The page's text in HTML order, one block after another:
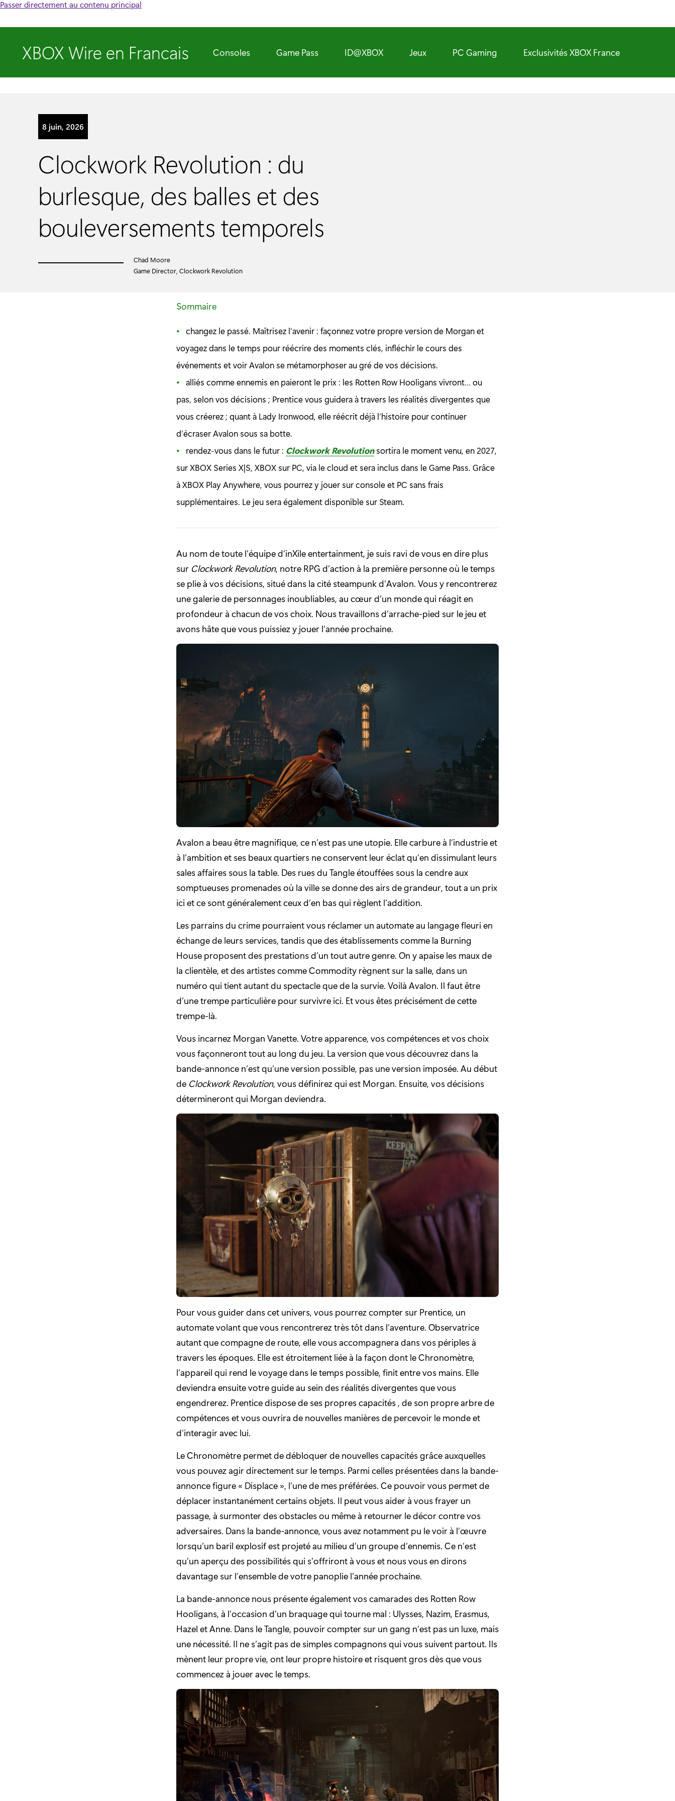
Passer directement au contenu principal
XBOX Wire en Francais Consoles Game Pass ID@XBOX Jeux PC Gaming Exclusivités XBOX France
8 juin, 2026
Clockwork Revolution : du
burlesque, des balles et des
bouleversements temporels
Chad Moore
Game Director, Clockwork Revolution
Sommaire
changez le passé. Maîtrisez l’avenir : façonnez votre propre version de Morgan et
voyagez dans le temps pour réécrire des moments clés, infléchir le cours des
événements et voir Avalon se métamorphoser au gré de vos décisions.
alliés comme ennemis en paieront le prix : les Rotten Row Hooligans vivront… ou
pas, selon vos décisions ; Prentice vous guidera à travers les réalités divergentes que
vous créerez ; quant à Lady Ironwood, elle réécrit déjà l’histoire pour continuer
d’écraser Avalon sous sa botte.
rendez-vous dans le futur : Clockwork Revolutionsortira le moment venu, en 2027,
sur XBOX Series X|S, XBOX sur PC, via le cloud et sera inclus dans le Game Pass. Grâce
à XBOX Play Anywhere, vous pourrez y jouer sur console et PC sans frais
supplémentaires. Le jeu sera également disponible sur Steam.
Au nom de toute l’équipe d’inXile entertainment, je suis ravi de vous en dire plus
sur Clockwork Revolution, notre RPG d’action à la première personne où le temps
se plie à vos décisions, situé dans la cité steampunk d’Avalon. Vous y rencontrerez
une galerie de personnages inoubliables, au cœur d’un monde qui réagit en
profondeur à chacun de vos choix. Nous travaillons d’arrache-pied sur le jeu et
avons hâte que vous puissiez y jouer l’année prochaine.
Avalon a beau être magnifique, ce n’est pas une utopie. Elle carbure à l’industrie et
à l’ambition et ses beaux quartiers ne conservent leur éclat qu’en dissimulant leurs
sales affaires sous la table. Des rues du Tangle étouffées sous la cendre aux
somptueuses promenades où la ville se donne des airs de grandeur, tout a un prix
ici et ce sont généralement ceux d’en bas qui règlent l’addition.
Les parrains du crime pourraient vous réclamer un automate au langage fleuri en
échange de leurs services, tandis que des établissements comme la Burning
House proposent des prestations d’un tout autre genre. On y apaise les maux de
la clientèle, et des artistes comme Commodity règnent sur la salle, dans un
numéro qui tient autant du spectacle que de la survie. Voilà Avalon. Il faut être
d’une trempe particulière pour survivre ici. Et vous êtes précisément de cette
trempe-là.
Vous incarnez Morgan Vanette. Votre apparence, vos compétences et vos choix
vous façonneront tout au long du jeu. La version que vous découvrez dans la
bande-annonce n’est qu’une version possible, pas une version imposée. Au début
de Clockwork Revolution, vous définirez qui est Morgan. Ensuite, vos décisions
détermineront qui Morgan deviendra.
Pour vous guider dans cet univers, vous pourrez compter sur Prentice, un
automate volant que vous rencontrerez très tôt dans l’aventure. Observatrice
autant que compagne de route, elle vous accompagnera dans vos périples à
travers les époques. Elle est étroitement liée à la façon dont le Chronomètre,
l’appareil qui rend le voyage dans le temps possible, finit entre vos mains. Elle
deviendra ensuite votre guide au sein des réalités divergentes que vous
engendrerez. Prentice dispose de ses propres capacités , de son propre arbre de
compétences et vous ouvrira de nouvelles manières de percevoir le monde et
d’interagir avec lui.
Le Chronomètre permet de débloquer de nouvelles capacités grâce auxquelles
vous pouvez agir directement sur le temps. Parmi celles présentées dans la bande-
annonce figure « Displace », l’une de mes préférées. Ce pouvoir vous permet de
déplacer instantanément certains objets. Il peut vous aider à vous frayer un
passage, à surmonter des obstacles ou même à retourner le décor contre vos
adversaires. Dans la bande-annonce, vous avez notamment pu le voir à l’œuvre
lorsqu’un baril explosif est projeté au milieu d’un groupe d’ennemis. Ce n’est
qu’un aperçu des possibilités qui s’offriront à vous et nous vous en dirons
davantage sur l’ensemble de votre panoplie l’année prochaine.
La bande-annonce nous présente également vos camarades des Rotten Row
Hooligans, à l’occasion d’un braquage qui tourne mal : Ulysses, Nazim, Erasmus,
Hazel et Anne. Dans le Tangle, pouvoir compter sur un gang n’est pas un luxe, mais
une nécessité. Il ne s’agit pas de simples compagnons qui vous suivent partout. Ils
mènent leur propre vie, ont leur propre histoire et risquent gros dès que vous
commencez à jouer avec le temps.